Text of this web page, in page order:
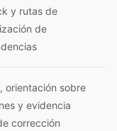
y rutas de
de
orientación sobre
y evidencia
corrección